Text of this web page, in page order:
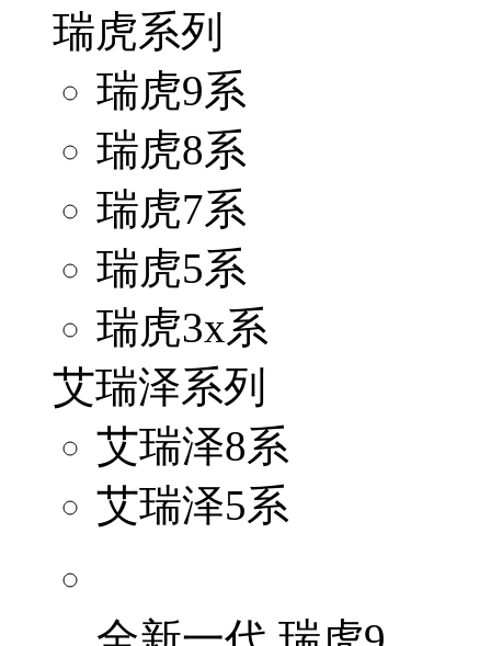
瑞虎系列
瑞虎9系
瑞虎8系
瑞虎7系
瑞虎5系
瑞虎3x系
艾瑞泽系列
艾瑞泽8系
艾瑞泽5系